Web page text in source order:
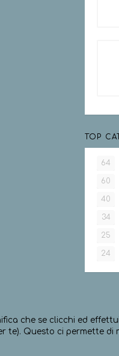
TOP
64
60
40
34
25
24
che se clicchi ed
te). Questo ci permette di